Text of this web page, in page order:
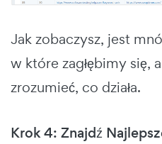
Jak zobaczysz, jest
w które zagłębimy się,
zrozumieć, co działa.
Krok 4: Znajdź